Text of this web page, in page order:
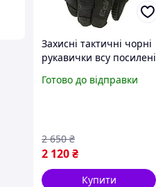
Захисні тактичні чорні
рукавички всу посилені
ОРИГІНАЛ з
Готово до відправки
2 120₴
2 650 ₴
Купити